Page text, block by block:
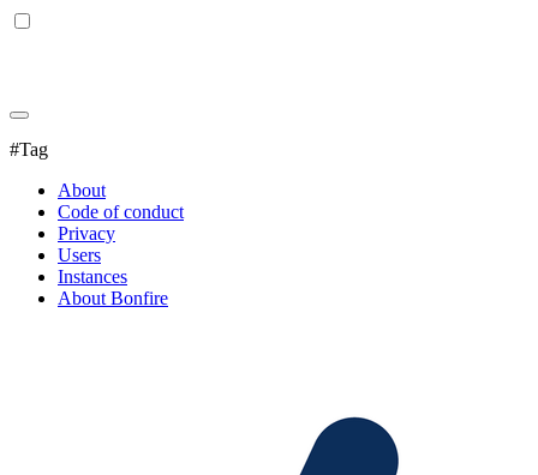
#Tag
About
Code of conduct
Privacy
Users
Instances
About Bonfire